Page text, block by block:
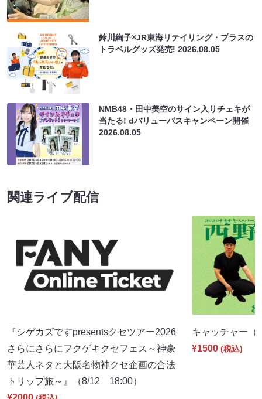
鈴川絢子×JR東海リテイリング・プラスの
トラベルグッズ発売!2026.08.05
NMB48・田中美空のサイン入りチェキが
当たる! dバリューパスキャンペーン開催
2026.08.05
関連ライブ配信
『シゲカズですpresentsクセツアー2026
さらにさらにフクゲキクセフェス～神豪
華芸人ネタと大阪名物神クセ企画の合法
トリップ旅～』（8/12 18:00）
キャッチャー
¥1500 (税込)